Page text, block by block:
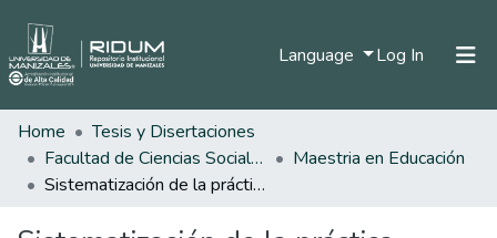
Language Log In (current)
Home
Tesis y Disertaciones
Facultad de Ciencias Sociales y Humanas
Maestria en Educación
Sistematización de la práctica educativa urbana values through english: respeto y responsabilidad mediante la enseñanza de vocabulario en inglés con estudiantes de noveno grado de la I. E. Gerardo Arias Ramírez (2022 - 2024) como base para un recurso pedagógico replicable en la I. E. Fortunato Gaviria Botero